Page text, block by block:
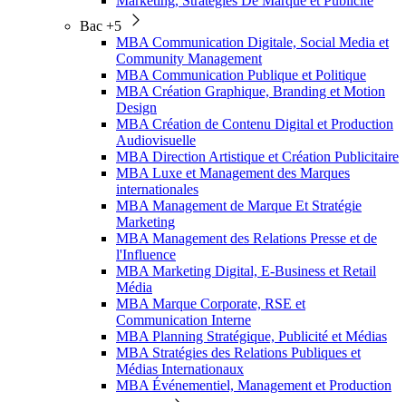
Bac +5
MBA Communication Digitale, Social Media et
Community Management
MBA Communication Publique et Politique
MBA Création Graphique, Branding et Motion
Design
MBA Création de Contenu Digital et Production
Audiovisuelle
MBA Direction Artistique et Création Publicitaire
MBA Luxe et Management des Marques
internationales
MBA Management de Marque Et Stratégie
Marketing
MBA Management des Relations Presse et de
l'Influence
MBA Marketing Digital, E-Business et Retail
Média
MBA Marque Corporate, RSE et
Communication Interne
MBA Planning Stratégique, Publicité et Médias
MBA Stratégies des Relations Publiques et
Médias Internationaux
MBA Événementiel, Management et Production